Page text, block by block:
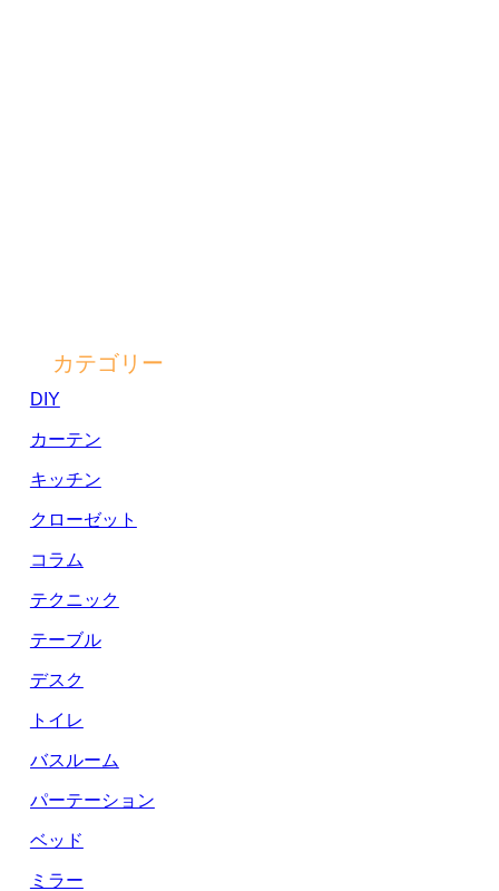
カテゴリー
DIY
カーテン
キッチン
クローゼット
コラム
テクニック
テーブル
デスク
トイレ
バスルーム
パーテーション
ベッド
ミラー